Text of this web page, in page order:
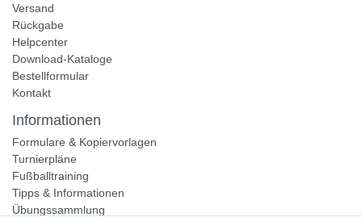
Versand
Rückgabe
Helpcenter
Download-Kataloge
Bestellformular
Kontakt
Informationen
Formulare & Kopiervorlagen
Turnierpläne
Fußballtraining
Tipps & Informationen
Übungssammlung